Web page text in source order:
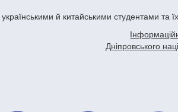
й китайськими студентами та
Дніпровського